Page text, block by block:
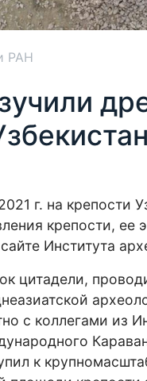
РАН
г. на крепости
крепости, ее
Института
цитадели,
с коллегами из
к